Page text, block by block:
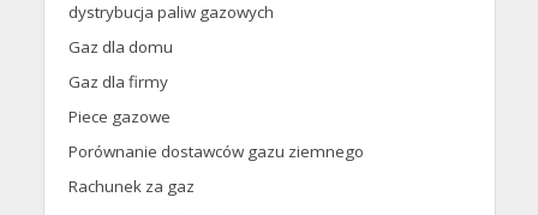
dystrybucja paliw gazowych
Gaz dla domu
Gaz dla firmy
Piece gazowe
Porównanie dostawców gazu ziemnego
Rachunek za gaz